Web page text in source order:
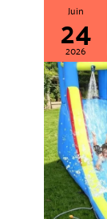
est notre priorité
la moindre
votre
contactez-nous
notre boutique
US » en cliquant
question ».
toujours
aider et vous
client 5
Juin
24
2026